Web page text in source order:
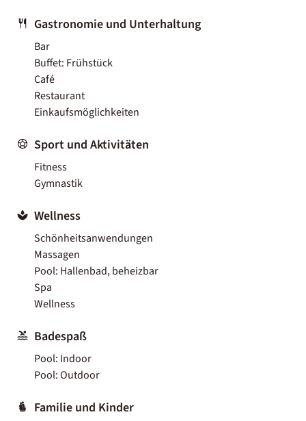
Gastronomie und Unterhaltung
Bar
Buffet: Frühstück
Café
Restaurant
Einkaufsmöglichkeiten
Sport und Aktivitäten
Fitness
Gymnastik
Wellness
Schönheitsanwendungen
Massagen
Pool: Hallenbad, beheizbar
Spa
Wellness
Badespaß
Pool: Indoor
Pool: Outdoor
Familie und Kinder